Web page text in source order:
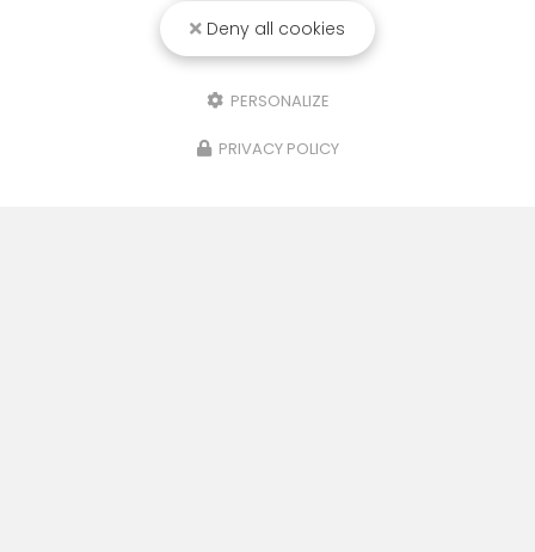
Deny all cookies
PERSONALIZE
PRIVACY POLICY